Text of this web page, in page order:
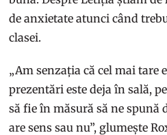
de anxietate atunci când
clasei.
„Am senzația că cel mai tare
prezentări este deja în sală,
să fie în măsură să ne spună
are sens sau nu”, glumește